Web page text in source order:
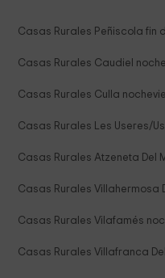
Casas Rurales Peñiscola fin
Casas Rurales Caudiel
Casas Rurales Culla
Casas Rurales Les Useres/
Casas Rurales Atzeneta Del
Casas Rurales Villahermosa
Casas Rurales Vilafamés
Casas Rurales Villafranca